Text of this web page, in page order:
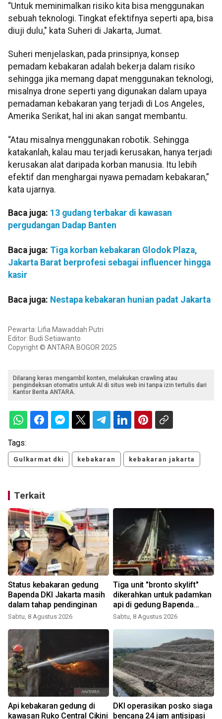
“Untuk meminimalkan risiko kita bisa menggunakan
sebuah teknologi. Tingkat efektifnya seperti apa, bisa
diuji dulu," kata Suheri di Jakarta, Jumat.
Suheri menjelaskan, pada prinsipnya, konsep
pemadam kebakaran adalah bekerja dalam risiko
sehingga jika memang dapat menggunakan teknologi,
misalnya drone seperti yang digunakan dalam upaya
pemadaman kebakaran yang terjadi di Los Angeles,
Amerika Serikat, hal ini akan sangat membantu.
“Atau misalnya menggunakan robotik. Sehingga
katakanlah, kalau mau terjadi kerusakan, hanya terjadi
kerusakan alat daripada korban manusia. Itu lebih
efektif dan menghargai nyawa pemadam kebakaran,”
kata ujarnya.
Baca juga: 13 gudang terbakar di kawasan
pergudangan Dadap Banten
Baca juga: Tiga korban kebakaran Glodok Plaza,
Jakarta Barat berprofesi sebagai influencer hingga
kasir
Baca juga: Nestapa kebakaran hunian padat Jakarta
Pewarta: Lifia Mawaddah Putri
Editor: Budi Setiawanto
Copyright © ANTARA BOGOR 2025
Dilarang keras mengambil konten, melakukan crawling atau
pengindeksan otomatis untuk AI di situs web ini tanpa izin tertulis dari
Kantor Berita ANTARA.
Tags:
Gulkarmat dki kebakaran kebakaran jakarta
Terkait
Status kebakaran gedung
Bapenda DKI Jakarta masih
dalam tahap pendinginan
Sabtu, 8 Agustus 2026
Tiga unit "bronto skylift"
dikerahkan untuk padamkan
api di gedung Bapenda
Jakarta
Sabtu, 8 Agustus 2026
Api kebakaran gedung di
kawasan Ruko Central Cikini
DKI operasikan posko siaga
bencana 24 jam antisipasi